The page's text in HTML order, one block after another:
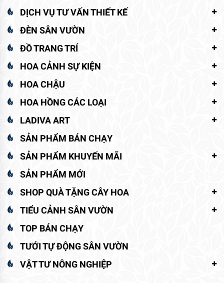
DỊCH VỤ TƯ VẤN THIẾT KẾ
ĐÈN SÂN VƯỜN
ĐỒ TRANG TRÍ
HOA CẢNH SỰ KIỆN
HOA CHẬU
HOA HỒNG CÁC LOẠI
LADIVA ART
SẢN PHẨM BÁN CHẠY
SẢN PHẨM KHUYẾN MÃI
SẢN PHẨM MỚI
SHOP QUÀ TẶNG CÂY HOA
TIỂU CẢNH SÂN VƯỜN
TOP BÁN CHẠY
TƯỚI TỰ ĐỘNG SÂN VƯỜN
VẬT TƯ NÔNG NGHIỆP